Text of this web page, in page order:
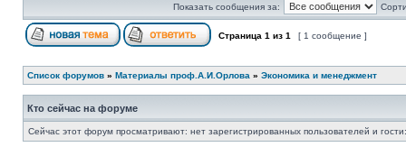
Показать сообщения за:
Страница 1 из 1 [ 1 сообщение ]
Список форумов » Материалы проф.А.И.Орлова » Экономика и менеджмент
Кто сейчас на форуме
Сейчас этот форум просматривают: нет зарегистрированных пользователей и